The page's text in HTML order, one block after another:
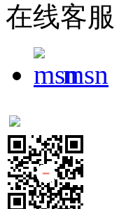
在线客服
msn